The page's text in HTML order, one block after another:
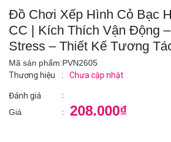
Đồ Chơi Xếp Hình Cỏ Bạc
CC | Kích Thích Vận Động
Stress – Thiết Kế Tương
Mã sản phẩm:PVN2605
Thương hiệu
: Chưa cập nhật
Đánh giá
:
Giá
: 208.000₫